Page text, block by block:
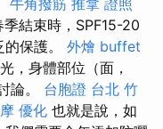
牛角撥筋 推拿 證照
結束時，SPF15-20
保護。 外燴 buffet
，身體部位（面，
論。 台胞證 台北 竹
優化 也就是說，如